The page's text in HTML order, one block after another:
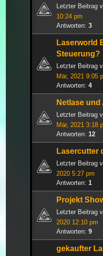
Letzter Beitrag
10:24 pm
Antworten: 3
Laserworld
Steuerung?
Letzter Beitrag
Mär, 2021 9:05
Antworten: 4
Netlase und
Letzter Beitrag
Mär, 2021 3:18
Antworten: 12
Lasercutter
Letzter Beitrag
2020 5:27 pm
Antworten: 1
Projekt
Letzter Beitrag
2020 12:10 pm
Antworten: 9
gekaufter